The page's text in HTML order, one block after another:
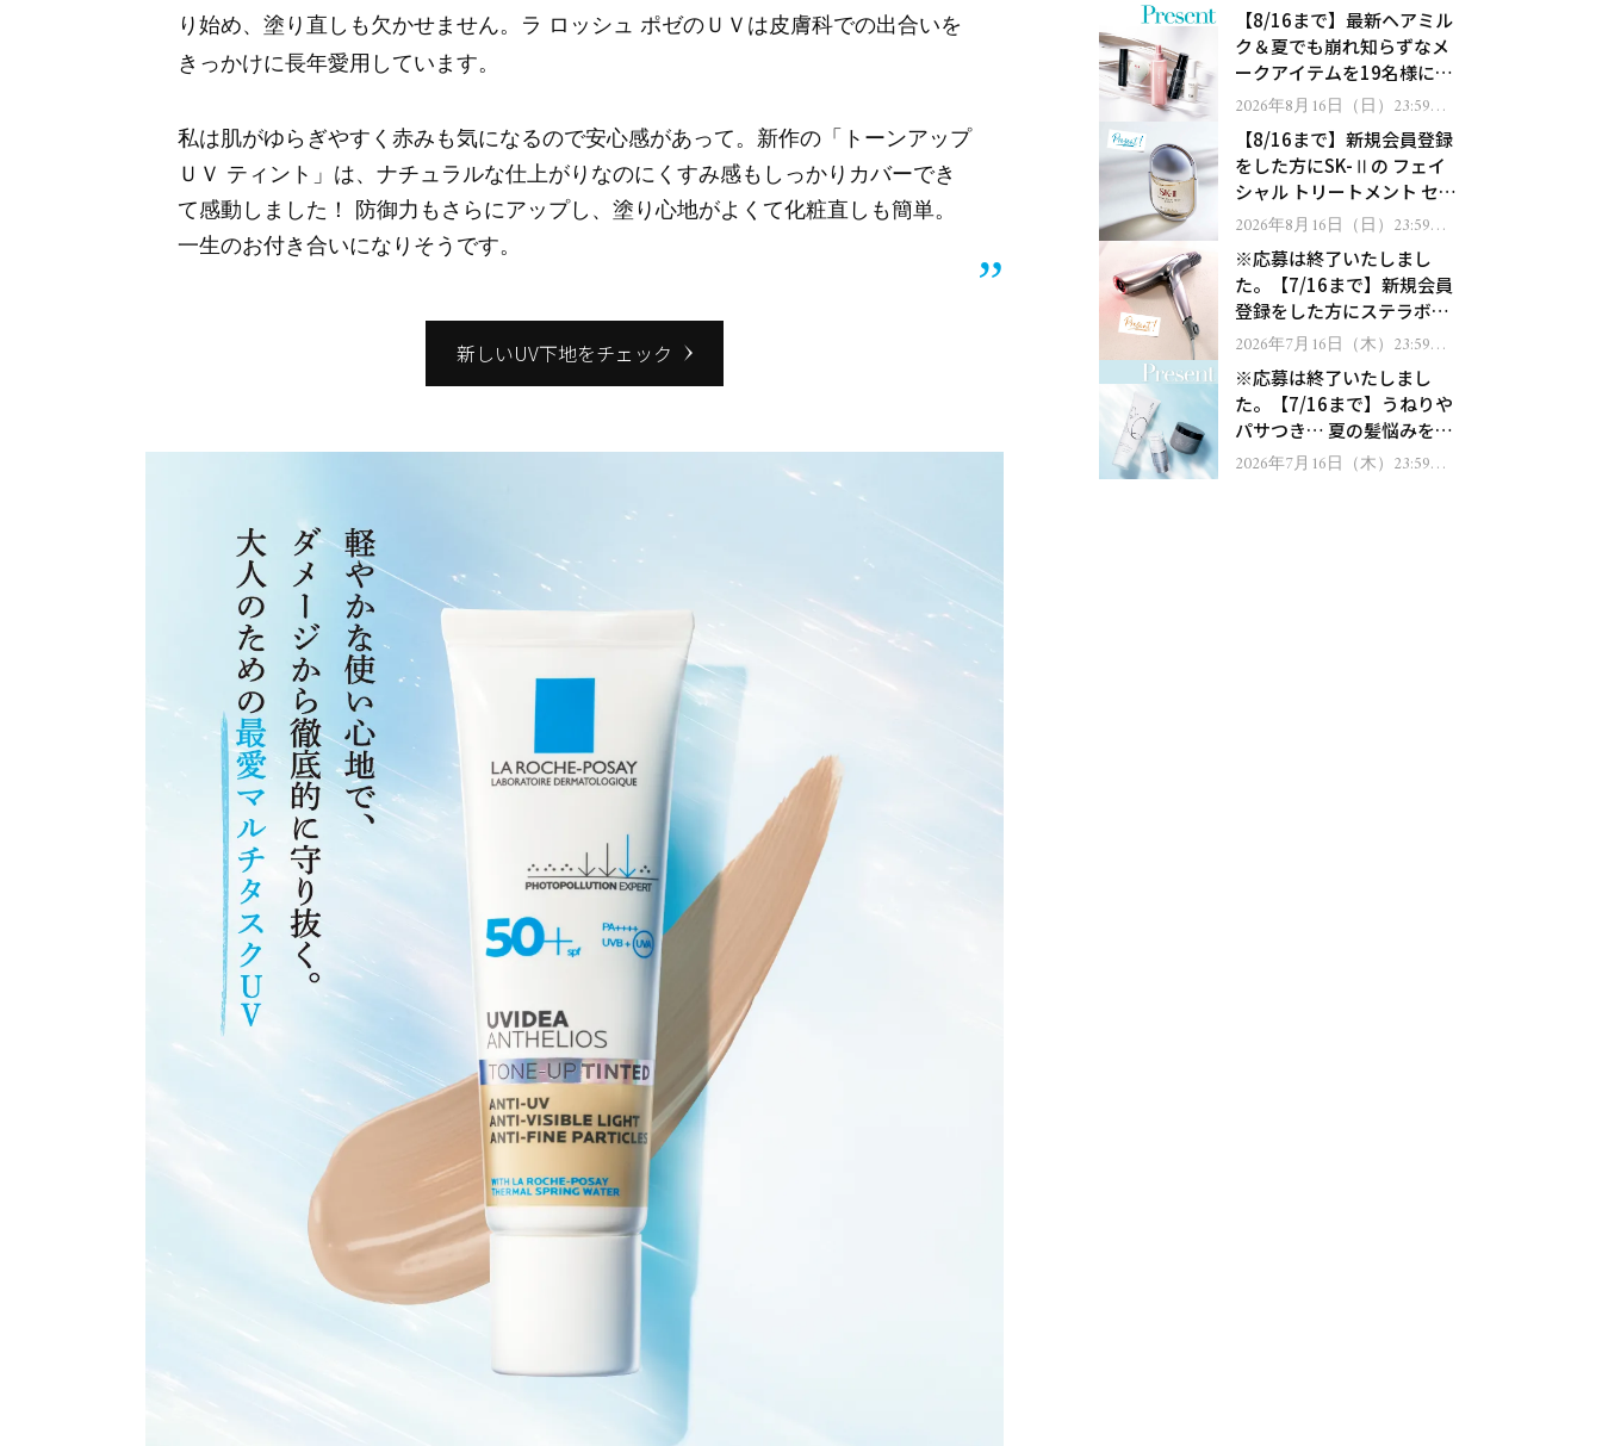
り始め、塗り直しも欠かせません。ラ ロッシュ ポゼのＵＶは皮膚科での出合いを
きっかけに長年愛用しています。
私は肌がゆらぎやすく赤みも気になるので安心感があって。新作の「トーンアップ
ＵＶ ティント」は、ナチュラルな仕上がりなのにくすみ感もしっかりカバーでき
て感動しました！ 防御力もさらにアップし、塗り心地がよくて化粧直しも簡単。
一生のお付き合いになりそうです。
新しいUV下地をチェック
処！
【8/16まで】最新ヘアミル
ク＆夏でも崩れ知らずなメ
ークアイテムを19名様にプ
レゼント！
2026年8月16日（日）23:59ま
で【8/16まで】新規会員登録
をした方にSK-Ⅱの フェイ
シャル トリートメント セラ
ムをプレゼント！
2026年8月16日（日）23:59ま
※応募は終了いたしまし
た。【7/16まで】新規会員
登録をした方にステラボー
テのシャインリバース ヘア
ゼント！
2026年7月16日（木）23:59ま
※応募は終了いたしまし
た。【7/16まで】うねりや
パサつき… 夏の髪悩みを解
消するヘアケアアイテムを
2026年7月16日（木）23:59ま